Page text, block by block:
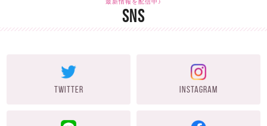
最新情報を配信中♪
SNS
TWITTER INSTAGRAM